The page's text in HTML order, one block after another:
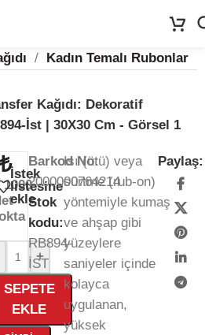
sezon çalışma takvimimiz nedeniyle24
edebilirsiniz; tüm kargolarınız
sırayla kargolanacaktır. 🍒
/ Kadın Temalı Rubonlar
₺
1000
+
SEPETE
EKLE
İstek
listesine
ekle
Barkod No:
2000000764214
Stok
kodu:
RB894-
İST
Isı (ütü) veya
sürtme (rub-on)
yöntemiyle kumaş
ve ahşap gibi
yüzeylere
saniyeler içinde
kolayca
uygulanan,
yüksek
Paylaş: